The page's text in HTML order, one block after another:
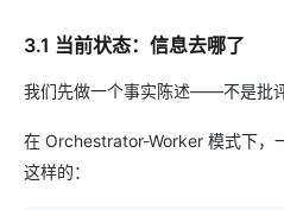
3.1 当前状态：信息去哪了
我们先做一个事实陈述——不是批
在 Orchestrator-Worker 模式下，
这样的：